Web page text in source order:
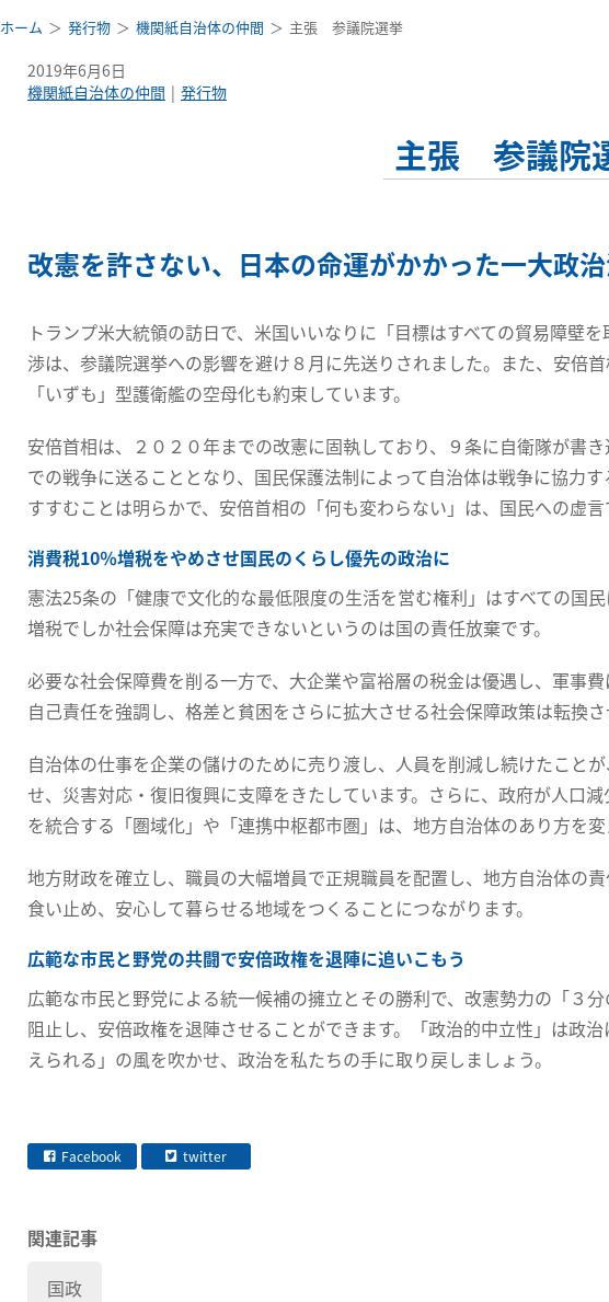
ホーム 発行物 機関紙自治体の仲間 主張 参議院選挙
2019年6月6日
機関紙自治体の仲間
発行物
主張 参議院
改憲を許さない、日本の命運がかかった一大政
トランプ米大統領の訪日で、米国いいなりに「目標はすべての貿易障壁
渉は、参議院選挙への影響を避け８月に先送りされました。また、安倍
「いずも」型護衛艦の空母化も約束しています。
安倍首相は、２０２０年までの改憲に固執しており、９条に自衛隊が書
での戦争に送ることとなり、国民保護法制によって自治体は戦争に協力
すすむことは明らかで、安倍首相の「何も変わらない」は、国民への虚言
消費税10％増税をやめさせ国民のくらし優先の政治に
憲法25条の「健康で文化的な最低限度の生活を営む権利」はすべての国
増税でしか社会保障は充実できないというのは国の責任放棄です。
必要な社会保障費を削る一方で、大企業や富裕層の税金は優遇し、軍事
自己責任を強調し、格差と貧困をさらに拡大させる社会保障政策は転換さ
自治体の仕事を企業の儲けのために売り渡し、人員を削減し続けたこと
せ、災害対応・復旧復興に支障をきたしています。さらに、政府が人口
を統合する「圏域化」や「連携中枢都市圏」は、地方自治体のあり方を変
地方財政を確立し、職員の大幅増員で正規職員を配置し、地方自治体の
食い止め、安心して暮らせる地域をつくることにつながります。
広範な市民と野党の共闘で安倍政権を退陣に追いこもう
広範な市民と野党による統一候補の擁立とその勝利で、改憲勢力の「３
阻止し、安倍政権を退陣させることができます。「政治的中立性」は政
えられる」の風を吹かせ、政治を私たちの手に取り戻しましょう。
Facebook twitter
関連記事
国政